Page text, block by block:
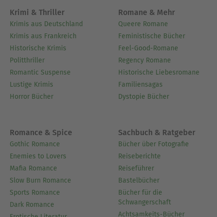
Versdichtungen seine Feder. In seinen
Veröffentlichungen befasst er sich vorrangig mit
dem menschlichen Bewusstsein und der damit
verbundenen Wahrnehmung. Seine Grenzen sind
nicht die, welche mit der Endlichkeit des
Denkens, des Handelns und des Lebens begrenzt
werden, sondern jene, die der empirischen
Denkform noch nicht unterliegen. Es sind die
Menschen darstellen und aufgrund der
Flüchtigkeit des Geistes unbewiesen bleiben. Die
Erkenntnis besitzt ihre Gültigkeit lediglich bis zur
Erlangung einer neuen und die passiert zu jeder
weiteren Sekunde. Die Welt von Lutz Spilker
beginnt dort, wo zu Beginn allen Seins nichts
Fassbares war, als leerer Raum. Kein Vorne, kein
Krimi & Thriller
Krimis aus Deutschland
Krimis aus Frankreich
Historische Krimis
Politthriller
Romantic Suspense
Lustige Krimis
Horror Bücher
Romane & Mehr
Queere Romane
Feministische Bücher
Feel-Good-Romane
Regency Romane
Historische Liebesromane
Familiensagas
Dystopie Bücher
Romance & Spice
Gothic Romance
Enemies to Lovers
Mafia Romance
Slow Burn Romance
Sports Romance
Dark Romance
Sachbuch & Ratgeber
Bücher über Fotografie
Reiseberichte
Reiseführer
Bastelbücher
Bücher für die
Schwangerschaft
Achtsamkeits-Bücher